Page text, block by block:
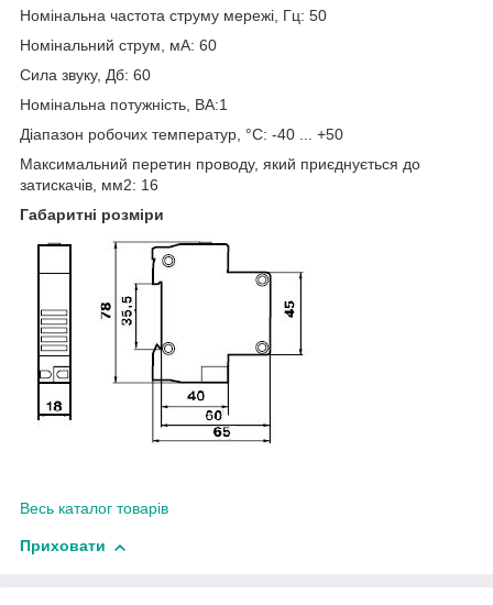
Номінальна частота струму мережі, Гц: 50
Номінальний струм, мА: 60
Сила звуку, Дб: 60
Номінальна потужність, ВА:1
Діапазон робочих температур, °С: -40 ... +50
Максимальний перетин проводу, який приєднується до
затискачів, мм2: 16
Габаритні розміри
Весь каталог товарів
Приховати